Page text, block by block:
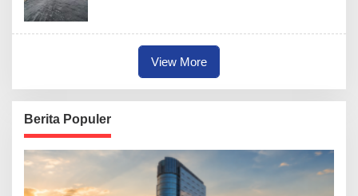
View More
Berita Populer